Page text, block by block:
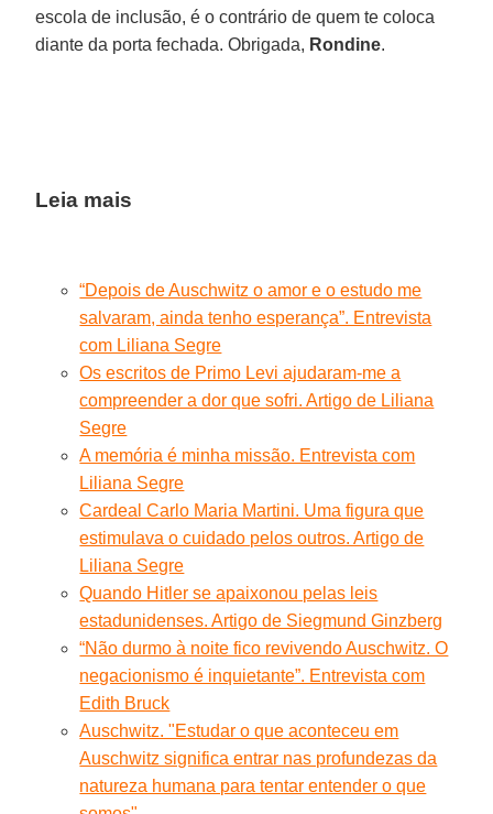
escola de inclusão, é o contrário de quem te coloca
diante da porta fechada. Obrigada, Rondine.
Leia mais
“Depois de Auschwitz o amor e o estudo me
salvaram, ainda tenho esperança”. Entrevista
com Liliana Segre
Os escritos de Primo Levi ajudaram-me a
compreender a dor que sofri. Artigo de Liliana
Segre
A memória é minha missão. Entrevista com
Liliana Segre
Cardeal Carlo Maria Martini. Uma figura que
estimulava o cuidado pelos outros. Artigo de
Liliana Segre
Quando Hitler se apaixonou pelas leis
estadunidenses. Artigo de Siegmund Ginzberg
“Não durmo à noite fico revivendo Auschwitz. O
negacionismo é inquietante”. Entrevista com
Edith Bruck
Auschwitz. "Estudar o que aconteceu em
Auschwitz significa entrar nas profundezas da
natureza humana para tentar entender o que